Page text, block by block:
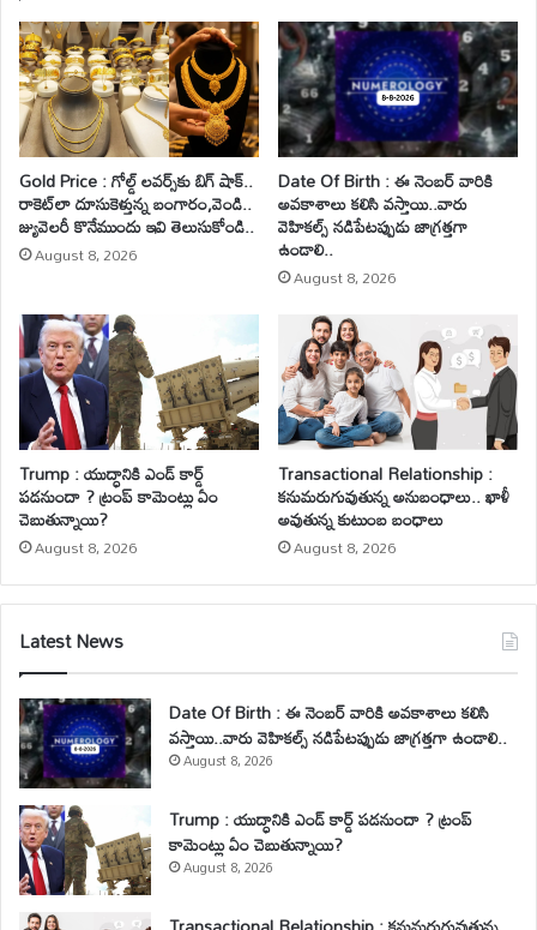
Gold Price : గోల్డ్ లవర్స్‌కు బిగ్ షాక్..
రాకెట్‌లా దూసుకెళ్తున్న బంగారం,వెండి..
జ్యువెలరీ కొనేముందు ఇవి తెలుసుకోండి..
August 8, 2026
Date Of Birth : ఈ నెంబర్ వారికి
అవకాశాలు కలిసి వస్తాయి..వారు
వెహికల్స్ నడిపేటప్పుడు జాగ్రత్తగా
ఉండాలి..
August 8, 2026
Trump : యుద్ధానికి ఎండ్ కార్డ్
పడనుందా ? ట్రంప్ కామెంట్లు ఏం
చెబుతున్నాయి?
August 8, 2026
Transactional Relationship :
కనుమరుగువుతున్న అనుబంధాలు.. ఖాళీ
అవుతున్న కుటుంబ బంధాలు
August 8, 2026
Latest News
Date Of Birth : ఈ నెంబర్ వారికి అవకాశాలు కలిసి
వస్తాయి..వారు వెహికల్స్ నడిపేటప్పుడు జాగ్రత్తగా ఉండాలి..
August 8, 2026
Trump : యుద్ధానికి ఎండ్ కార్డ్ పడనుందా ? ట్రంప్
కామెంట్లు ఏం చెబుతున్నాయి?
August 8, 2026